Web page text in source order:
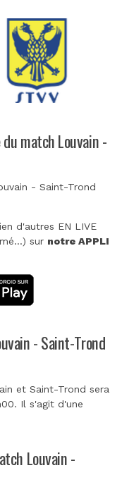
match Louvain -
- Saint-Trond
d'autres EN LIVE
sur notre APPLI
- Saint-Trond
et Saint-Trond sera
Il s'agit d'une
Louvain -